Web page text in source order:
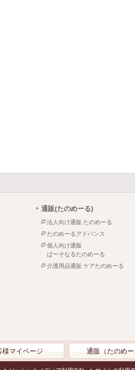
通販(たのめーる)
法人向け通販 たのめーる
たのめーるアドバンス
個人向け通販
ぱーそなるたのめーる
介護用品通販 ケアたのめーる
様マイページ 通販（たのめー